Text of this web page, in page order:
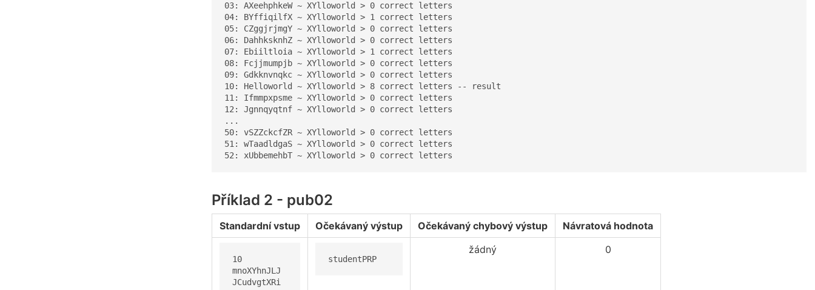
03: AXeehphkeW ~ XYlloworld > 0 correct letters
04: BYffiqilfX ~ XYlloworld > 1 correct letters
05: CZggjrjmgY ~ XYlloworld > 0 correct letters
06: DahhksknhZ ~ XYlloworld > 0 correct letters
07: Ebiiltloia ~ XYlloworld > 1 correct letters
08: Fcjjmumpjb ~ XYlloworld > 0 correct letters
09: Gdkknvnqkc ~ XYlloworld > 0 correct letters
10: Helloworld ~ XYlloworld > 8 correct letters -- result
11: Ifmmpxpsme ~ XYlloworld > 0 correct letters
12: Jgnnqyqtnf ~ XYlloworld > 0 correct letters
...
50: vSZZckcfZR ~ XYlloworld > 0 correct letters
51: wTaadldgaS ~ XYlloworld > 0 correct letters
52: xUbbemehbT ~ XYlloworld > 0 correct letters
Příklad 2 - pub02
Standardní vstup Očekávaný výstup Očekávaný chybový výstup Návratová hodnota
10
mnoXYhnJLJ
JCudvgtXRi
studentPRP
žádný 0